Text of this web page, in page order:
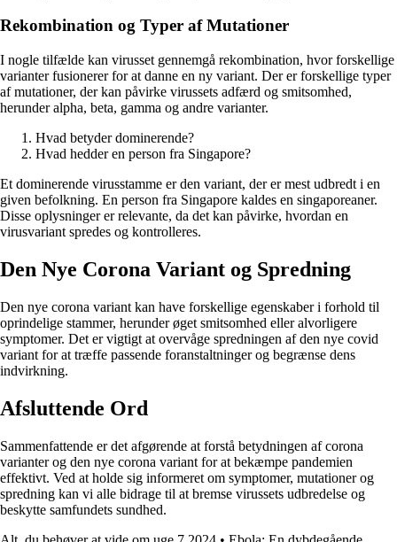
Rekombination og Typer af Mutationer
I nogle tilfælde kan virusset gennemgå rekombination, hvor forskellige
varianter fusionerer for at danne en ny variant. Der er forskellige typer
af mutationer, der kan påvirke virussets adfærd og smitsomhed,
herunder alpha, beta, gamma og andre varianter.
Hvad betyder dominerende?
Hvad hedder en person fra Singapore?
Et dominerende virusstamme er den variant, der er mest udbredt i en
given befolkning. En person fra Singapore kaldes en singaporeaner.
Disse oplysninger er relevante, da det kan påvirke, hvordan en
virusvariant spredes og kontrolleres.
Den Nye Corona Variant og Spredning
Den nye corona variant kan have forskellige egenskaber i forhold til
oprindelige stammer, herunder øget smitsomhed eller alvorligere
symptomer. Det er vigtigt at overvåge spredningen af den nye covid
variant for at træffe passende foranstaltninger og begrænse dens
indvirkning.
Afsluttende Ord
Sammenfattende er det afgørende at forstå betydningen af corona
varianter og den nye corona variant for at bekæmpe pandemien
effektivt. Ved at holde sig informeret om symptomer, mutationer og
spredning kan vi alle bidrage til at bremse virussets udbredelse og
beskytte samfundets sundhed.